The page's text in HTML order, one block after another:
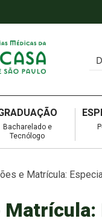
Bacharelado e
Tecnólogo
e Matrícula: